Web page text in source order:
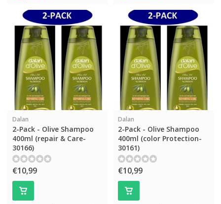
Dalan
2-Pack - Olive Shampoo
400ml (repair & Care-
30166)
€10,99
Dalan
2-Pack - Olive Shampoo
400ml (color Protection-
30161)
€10,99